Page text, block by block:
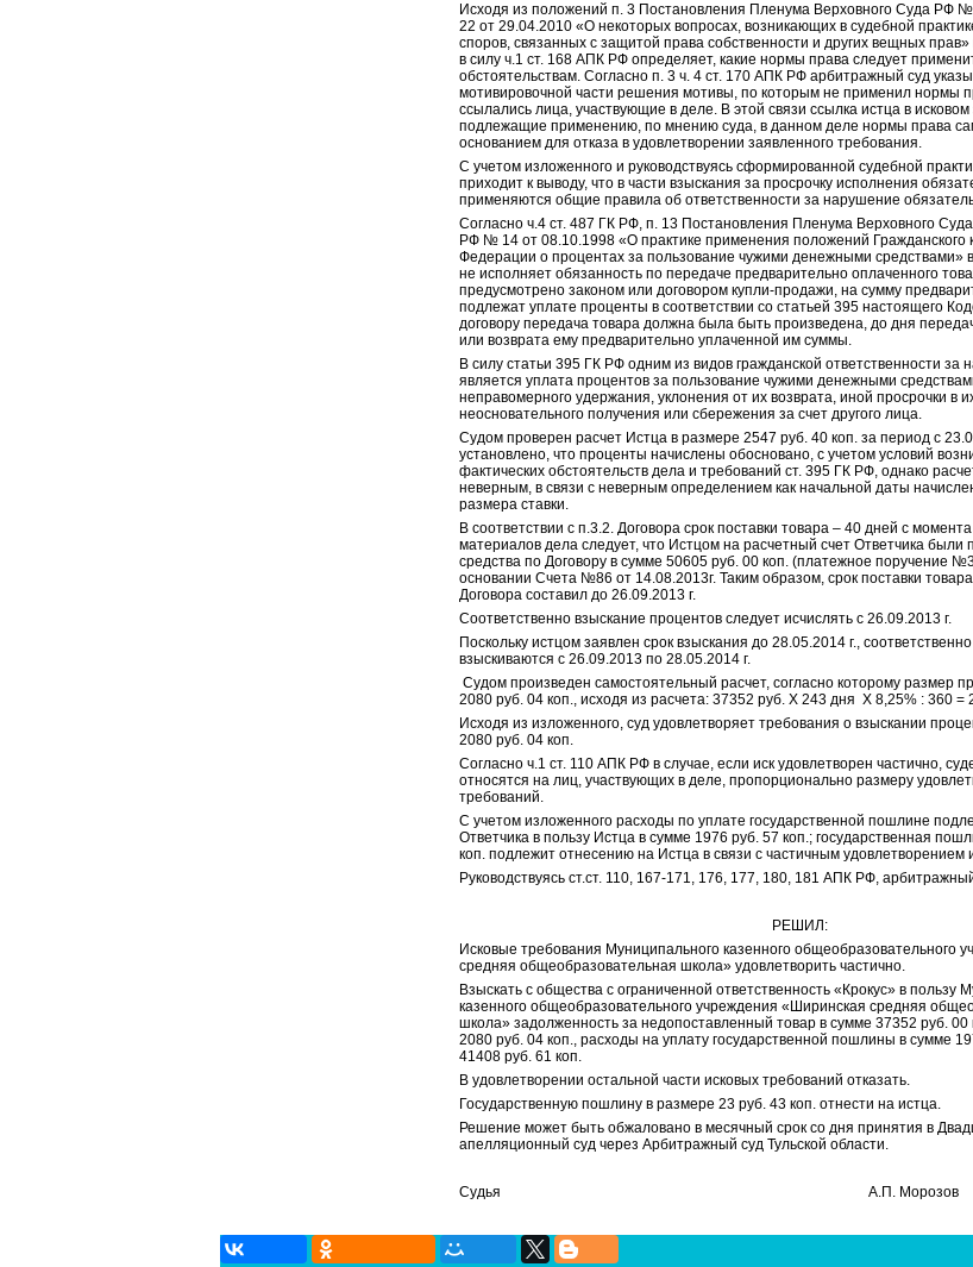
Исходя из положений п. 3 Постановления Пленума Верховного Суда
22 от 29.04.2010 «О некоторых вопросах, возникающих в судебной
споров, связанных с защитой права собственности и других вещных
в силу ч.1 ст. 168 АПК РФ определяет, какие нормы права следует
обстоятельствам. Согласно п. 3 ч. 4 ст. 170 АПК РФ арбитражный суд
мотивировочной части решения мотивы, по которым не применил нормы
ссылались лица, участвующие в деле. В этой связи ссылка истца в
подлежащие применению, по мнению суда, в данном деле нормы права
основанием для отказа в удовлетворении заявленного требования.
С учетом изложенного и руководствуясь сформированной судебной
приходит к выводу, что в части взыскания за просрочку исполнения
применяются общие правила об ответственности за нарушение
Согласно ч.4 ст. 487 ГК РФ, п. 13 Постановления Пленума Верховного
РФ № 14 от 08.10.1998 «О практике применения положений Гражданского
Федерации о процентах за пользование чужими денежными средствами» в
не исполняет обязанность по передаче предварительно оплаченного
предусмотрено законом или договором купли-продажи, на сумму
подлежат уплате проценты в соответствии со статьей 395 настоящего
договору передача товара должна была быть произведена, до дня
или возврата ему предварительно уплаченной им суммы.
В силу статьи 395 ГК РФ одним из видов гражданской ответственности за
является уплата процентов за пользование чужими денежными
неправомерного удержания, уклонения от их возврата, иной просрочки в
неосновательного получения или сбережения за счет другого лица.
Судом проверен расчет Истца в размере 2547 руб. 40 коп. за период с
установлено, что проценты начислены обосновано, с учетом условий
фактических обстоятельств дела и требований ст. 395 ГК РФ, однако
неверным, в связи с неверным определением как начальной даты
размера ставки.
В соответствии с п.3.2. Договора срок поставки товара – 40 дней с
материалов дела следует, что Истцом на расчетный счет Ответчика
средства по Договору в сумме 50605 руб. 00 коп. (платежное поручение
основании Счета №86 от 14.08.2013г. Таким образом, срок поставки
Договора составил до 26.09.2013 г.
Соответственно взыскание процентов следует исчислять с 26.09.2013 г.
Поскольку истцом заявлен срок взыскания до 28.05.2014 г.,
взыскиваются с 26.09.2013 по 28.05.2014 г.
Судом произведен самостоятельный расчет, согласно которому размер
2080 руб. 04 коп., исходя из расчета: 37352 руб. Х 243 дня Х 8,25% : 360 =
Исходя из изложенного, суд удовлетворяет требования о взыскании
2080 руб. 04 коп.
Согласно ч.1 ст. 110 АПК РФ в случае, если иск удовлетворен частично,
относятся на лиц, участвующих в деле, пропорционально размеру
требований.
С учетом изложенного расходы по уплате государственной пошлине
Ответчика в пользу Истца в сумме 1976 руб. 57 коп.; государственная
коп. подлежит отнесению на Истца в связи с частичным удовлетворением
Руководствуясь ст.ст. 110, 167-171, 176, 177, 180, 181 АПК РФ,
РЕШИЛ:
Исковые требования Муниципального казенного общеобразовательного
средняя общеобразовательная школа» удовлетворить частично.
Взыскать с общества с ограниченной ответственность «Крокус» в пользу
казенного общеобразовательного учреждения «Ширинская средняя
школа» задолженность за недопоставленный товар в сумме 37352 руб. 00
2080 руб. 04 коп., расходы на уплату государственной пошлины в сумме
41408 руб. 61 коп.
В удовлетворении остальной части исковых требований отказать.
Государственную пошлину в размере 23 руб. 43 коп. отнести на истца.
Решение может быть обжаловано в месячный срок со дня принятия в
апелляционный суд через Арбитражный суд Тульской области.
Судья А.П. Морозов